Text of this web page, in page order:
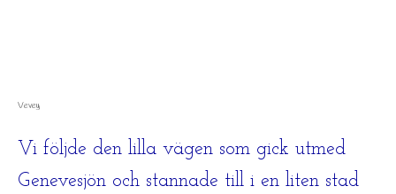
Vevey
Vi följde den lilla vägen som gick utmed
Genevesjön och stannade till i en liten stad